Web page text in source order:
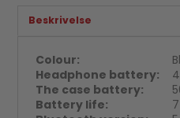
Beskrivelse
Colour:
Headphone battery:
The case battery:
Battery life: